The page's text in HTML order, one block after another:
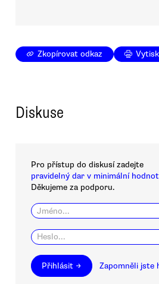
Zkopírovat odkaz
Diskuse
Pro přístup do diskusí zadejte
pravidelný dar v minimální
Děkujeme za podporu.
Přihlásit → Zapomněli jste